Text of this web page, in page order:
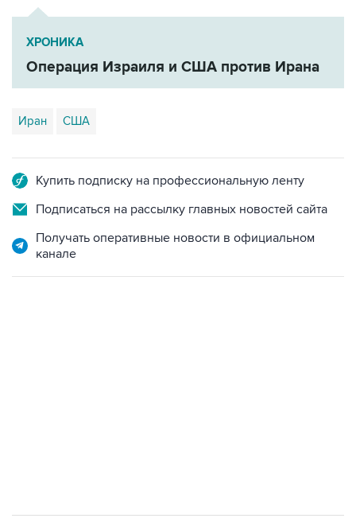
ХРОНИКА
Операция Израиля и США против Ирана
Иран США
Купить подписку на профессиональную ленту
Подписаться на рассылку главных новостей сайта
Получать оперативные новости в официальном
канале